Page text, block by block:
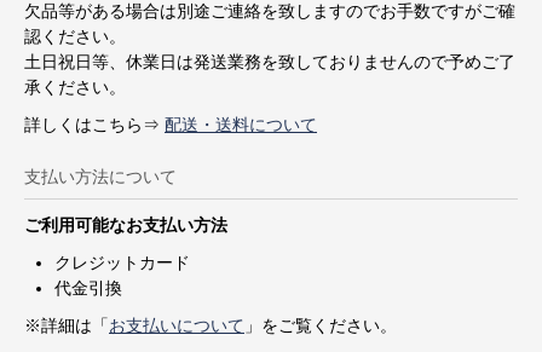
欠品等がある場合は別途ご連絡を致しますのでお手数ですがご確
認ください。
土日祝日等、休業日は発送業務を致しておりませんので予めご了
承ください。
詳しくはこちら⇒ 配送・送料について
支払い方法について
ご利用可能なお支払い方法
クレジットカード
代金引換
※詳細は「お支払いについて 」をご覧ください。